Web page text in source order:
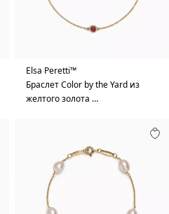
Elsa Peretti™
Браслет Color by the Yard из
желтого золота …